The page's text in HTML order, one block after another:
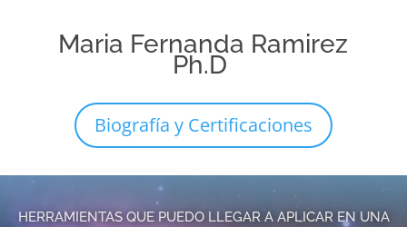
Maria Fernanda Ramirez
Ph.D
Biografía y Certificaciones
HERRAMIENTAS QUE PUEDO LLEGAR A APLICAR EN UNA